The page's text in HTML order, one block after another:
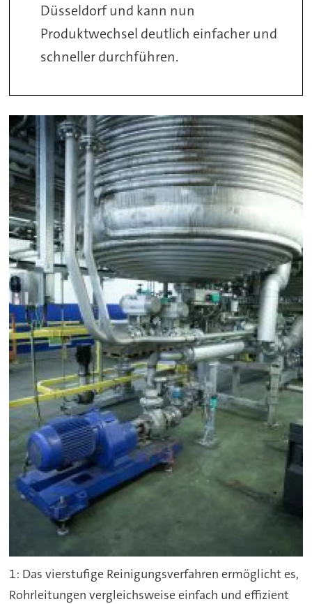
Düsseldorf und kann nun
Produktwechsel deutlich einfacher und
schneller durchführen.
1: Das vierstufige Reinigungsverfahren ermöglicht es,
Rohrleitungen vergleichsweise einfach und effizient